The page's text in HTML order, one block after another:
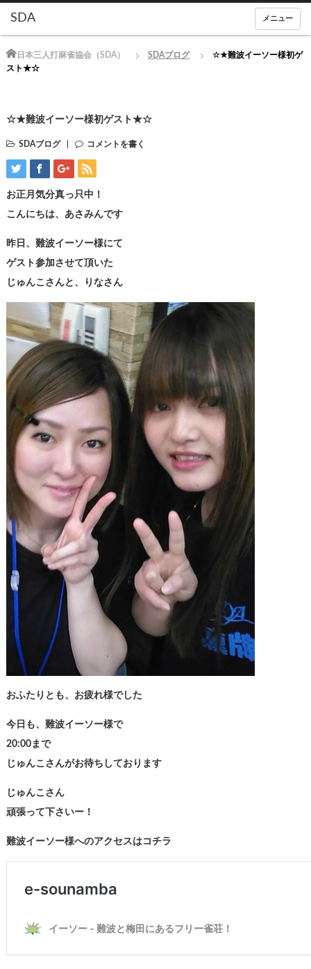
メニュー
日本三人打麻雀協会（SDA）
Home SDAブログ
☆★難波イーソー様初ゲ
スト★☆
☆★難波イーソー様初ゲスト★☆
SDAブログ コメントを書く
お正月気分真っ只中！
こんにちは、あさみんです
昨日、難波イーソー様にて
ゲスト参加させて頂いた
じゅんこさんと、りなさん
おふたりとも、お疲れ様でした
今日も、難波イーソー様で
20:00まで
じゅんこさんがお待ちしております
じゅんこさん
頑張って下さいー！
難波イーソー様へのアクセスはコチラ